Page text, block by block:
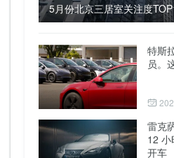
5月份北京三居室关注度
特斯
员。
雷克
12
开车